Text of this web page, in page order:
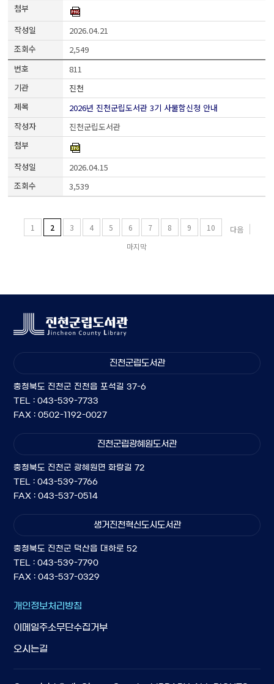
2026.04.21
2,549
811
진천
2026년 진천군립도서관 3기 사물함신청 안내
진천군립도서관
2026.04.15
3,539
1 2 3 4 5 6 7 8 9 10
다음
마지막
진천군립도서관
충청북도 진천군 진천읍 포석길 37-6
TEL : 043-539-7733
FAX : 0502-1192-0027
진천군립광혜원도서관
충청북도 진천군 광혜원면 화랑길 72
TEL : 043-539-7766
FAX : 043-537-0514
생거진천혁신도시도서관
충청북도 진천군 덕산읍 대하로 52
TEL : 043-539-7790
FAX : 043-537-0329
개인정보처리방침
이메일주소무단수집거부
오시는길